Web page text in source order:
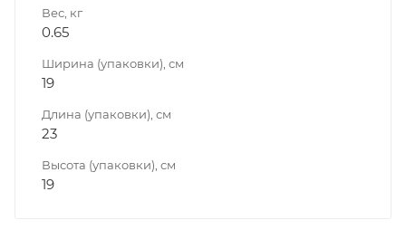
Вес, кг
0.65
Ширина (упаковки), см
19
Длина (упаковки), см
23
Высота (упаковки), см
19